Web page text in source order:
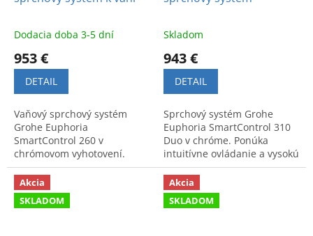
Dodacia doba 3-5 dní
953 €
DETAIL
Vaňový sprchový systém
Grohe Euphoria
SmartControl 260 v
chrómovom vyhotovení.
Moderný dizajn a intuitívne
ovládanie pre vašu kúpeľňu.
Kód výrobku: 26510000.
Skladom
943 €
DETAIL
Sprchový systém Grohe
Euphoria SmartControl 310
Duo v chróme. Ponúka
intuitívne ovládanie a vysokú
kvalitu spracovania.
Akcia
SKLADOM
Akcia
SKLADOM